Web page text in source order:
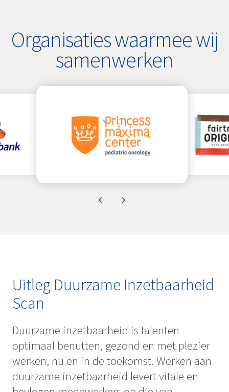
Organisaties waarmee wij
samenwerken
Uitleg Duurzame Inzetbaarheid
Scan
Duurzame inzetbaarheid is talenten
optimaal benutten, gezond en met plezier
werken, nu en in de toekomst. Werken aan
duurzame inzetbaarheid levert vitale en